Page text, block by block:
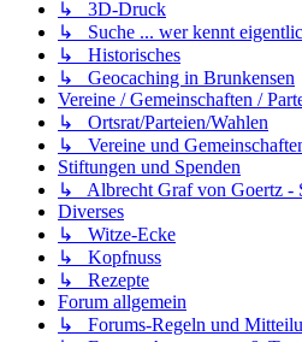
↳ 3D-Druck
↳ Suche ... wer kennt
↳ Historisches
↳ Geocaching in Brunkensen
Vereine / Gemeinschaften /
↳ Ortsrat/Parteien/Wahlen
↳ Vereine und
Stiftungen und Spenden
↳ Albrecht Graf von Goertz -
Diverses
↳ Witze-Ecke
↳ Kopfnuss
↳ Rezepte
Forum allgemein
↳ Forums-Regeln und